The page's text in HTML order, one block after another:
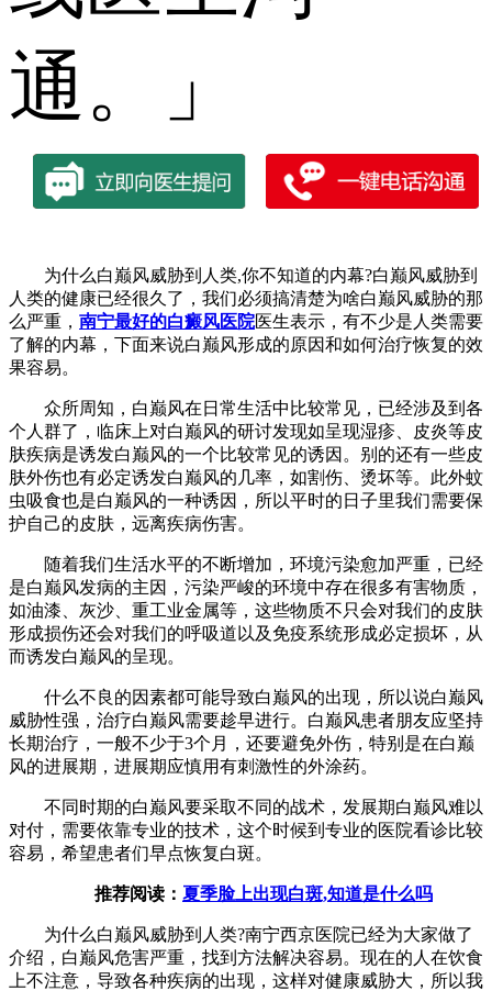
通。」
为什么白巅风威胁到人类,你不知道的内幕?白巅风威胁到
人类的健康已经很久了，我们必须搞清楚为啥白巅风威胁的那
么严重， 南宁最好的白癜风医院医生表示，有不少是人类需要
了解的内幕，下面来说白巅风形成的原因和如何治疗恢复的效
果容易。
众所周知，白巅风在日常生活中比较常见，已经涉及到各
个人群了，临床上对白巅风的研讨发现如呈现湿疹、皮炎等皮
肤疾病是诱发白巅风的一个比较常见的诱因。别的还有一些皮
肤外伤也有必定诱发白巅风的几率，如割伤、烫坏等。此外蚊
虫吸食也是白巅风的一种诱因，所以平时的日子里我们需要保
护自己的皮肤，远离疾病伤害。
随着我们生活水平的不断增加，环境污染愈加严重，已经
是白巅风发病的主因，污染严峻的环境中存在很多有害物质，
如油漆、灰沙、重工业金属等，这些物质不只会对我们的皮肤
形成损伤还会对我们的呼吸道以及免疫系统形成必定损坏，从
而诱发白巅风的呈现。
什么不良的因素都可能导致白巅风的出现，所以说白巅风
威胁性强，治疗白巅风需要趁早进行。白巅风患者朋友应坚持
长期治疗，一般不少于3个月，还要避免外伤，特别是在白巅
风的进展期，进展期应慎用有刺激性的外涂药。
不同时期的白巅风要采取不同的战术，发展期白巅风难以
对付，需要依靠专业的技术，这个时候到专业的医院看诊比较
容易，希望患者们早点恢复白斑。
推荐阅读： 夏季脸上出现白斑,知道是什么吗
为什么白巅风威胁到人类?南宁西京医院已经为大家做了
介绍，白巅风危害严重，找到方法解决容易。现在的人在饮食
上不注意，导致各种疾病的出现，这样对健康威胁大，所以我